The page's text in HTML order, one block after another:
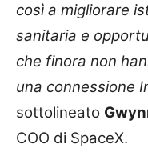
così a migliorare
sanitaria e
che finora non
una connessione
sottolineato
COO di SpaceX.